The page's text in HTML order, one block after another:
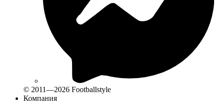
© 2011—2026 Footballstyle
Компания